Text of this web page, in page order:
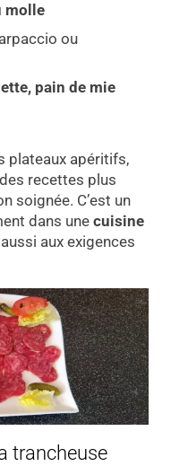
molle
ou
pain de mie
plateaux apéritifs,
recettes plus
soignée. C’est un
dans une cuisine
aux exigences
trancheuse